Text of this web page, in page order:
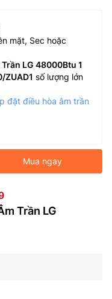
mặt, Sec hoặc
LG 48000Btu 1
ZUAD1 số lượng lớn
đặt điều hòa âm trần
Mua ngay
Trần LG